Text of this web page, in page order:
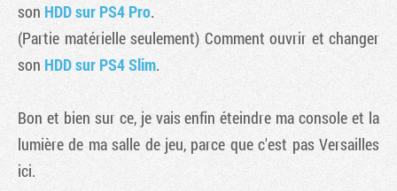
son HDD sur PS4 Pro.
(Partie matérielle seulement) Comment ouvrir et changer
son HDD sur PS4 Slim.
Bon et bien sur ce, je vais enfin éteindre ma console et la
lumière de ma salle de jeu, parce que c'est pas Versailles
ici.